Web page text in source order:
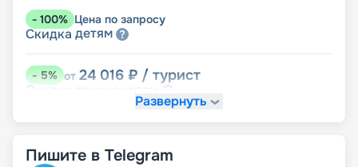
- 100% Цена по запросу
Скидка детям
-5% от 24 016 ₽ / турист
Скидка
Развернуть
Пишите в Telegram